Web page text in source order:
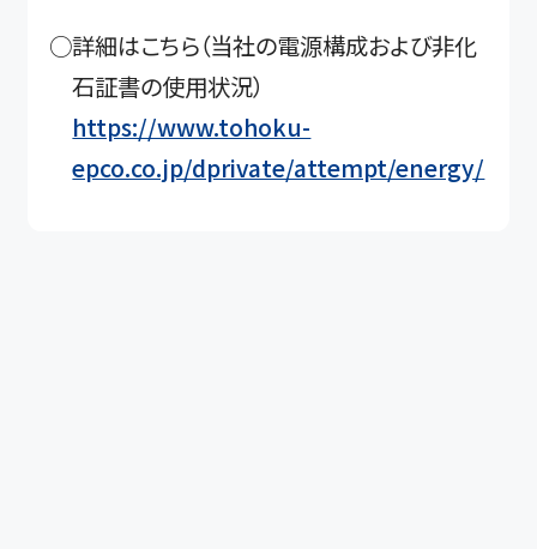
○詳細はこちら（当社の電源構成および非化
石証書の使用状況）
https://www.tohoku-
epco.co.jp/dprivate/attempt/energy/